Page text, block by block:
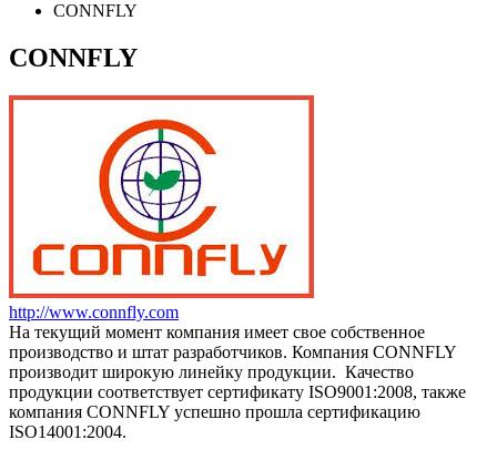
CONNFLY
CONNFLY
http://www.connfly.com
На текущий момент компания имеет свое собственное
производство и штат разработчиков. Компания CONNFLY
производит широкую линейку продукции. Качество
продукции соответствует сертификату ISO9001:2008, также
компания CONNFLY успешно прошла сертификацию
ISO14001:2004.